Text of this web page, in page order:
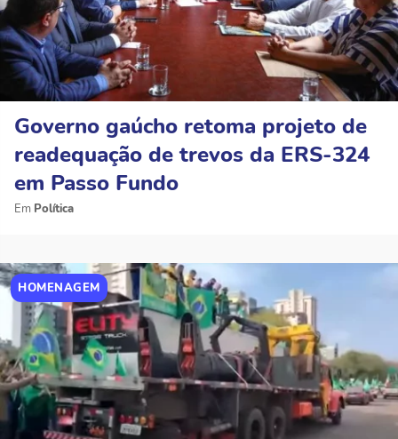
Governo gaúcho retoma projeto de
readequação de trevos da ERS-324
em Passo Fundo
Política
HOMENAGEM